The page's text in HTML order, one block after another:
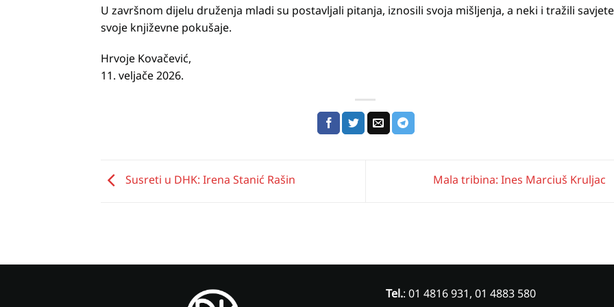
U završnom dijelu druženja mladi su postavljali pitanja, iznosili svoja mišljenja, a neki i tražili
svoje književne pokušaje.
Hrvoje Kovačević,
11. veljače 2026.
Susreti u DHK: Irena Stanić Rašin Mala tribina: Ines Marciuš Kruljac
Tel.: 01 4816 931, 01 4883 580